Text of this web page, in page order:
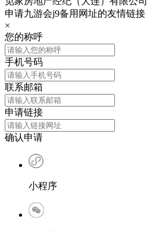
申请九游会j9备用网址的友情链接
×
您的称呼
手机号码
联系邮箱
申请链接
确认申请
小程序